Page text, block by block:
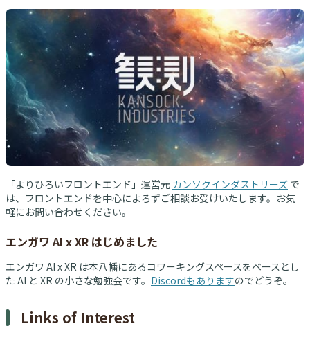
「よりひろいフロントエンド」運営元 カンソクインダストリーズ で
は、フロントエンドを中心によろずご相談お受けいたします。お気
軽にお問い合わせください。
エンガワ AI x XR はじめました
エンガワ AI x XR は本八幡にあるコワーキングスペースをベースとし
た AI と XR の小さな勉強会です。 Discordもありますのでどうぞ。
Links of Interest